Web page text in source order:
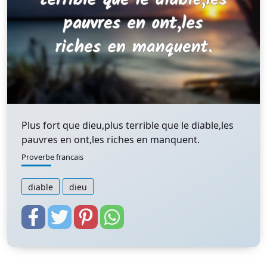
Plus fort que dieu,plus terrible que le diable,les
pauvres en ont,les riches en manquent.
Proverbe francais
diable dieu